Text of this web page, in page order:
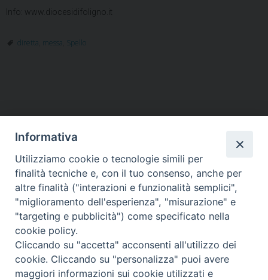
Info: www.diocesidifoligno.it
diretta messa Spello
HOME VESCOVO ORARI MESSE
CURIA VESCOVILE
TUTELA MINORI
UFFICI PASTORALI PERSONE
VITA CONSACRATA
DOCUMENTI
CONTATTI
Copyright © 2018 Diocesi di Foligno /Curia . Piazza Mons. Faloci 3 - 06034
tel. 0742 350473 fax 0742 349021 email: info@diocesidifoligno.it . pec:
diocesidifoligno@pec.it
Informativa
Utilizziamo cookie o tecnologie simili per
finalità tecniche e, con il tuo consenso, anche per
altre finalità ("interazioni e funzionalità semplici",
"miglioramento dell'esperienza", "misurazione" e
"targeting e pubblicità") come specificato nella
cookie policy.
Cliccando su "accetta" acconsenti all'utilizzo dei
cookie. Cliccando su "personalizza" puoi avere
maggiori informazioni sui cookie utilizzati e